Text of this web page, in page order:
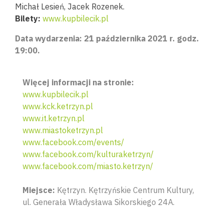
Michał Lesień, Jacek Rozenek.
Bilety: www.kupbilecik.pl
Data wydarzenia: 21 października 2021 r. godz.
19:00.
Więcej informacji na stronie:
www.kupbilecik.pl
www.kck.ketrzyn.pl
www.it.ketrzyn.pl
www.miastoketrzyn.pl
www.facebook.com/events/
www.facebook.com/kulturaketrzyn/
www.facebook.com/miasto.ketrzyn/
Miejsce: Kętrzyn. Kętrzyńskie Centrum Kultury,
ul. Generała Władysława Sikorskiego 24A.